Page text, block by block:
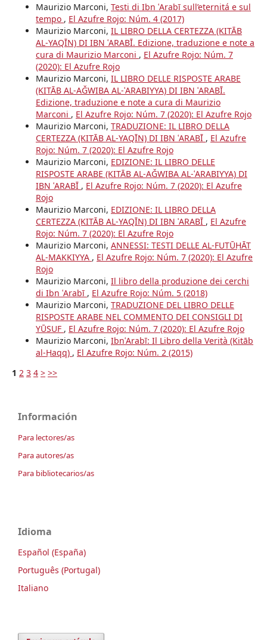
Maurizio Marconi, Testi di Ibn ʿArabī sull’eternitá e sul
tempo , El Azufre Rojo: Núm. 4 (2017)
Maurizio Marconi, IL LIBRO DELLA CERTEZZA (KITĀB
AL-YAQĪN) DI IBN ʿARABĪ. Edizione, traduzione e note a
cura di Maurizio Marconi , El Azufre Rojo: Núm. 7
(2020): El Azufre Rojo
Maurizio Marconi, IL LIBRO DELLE RISPOSTE ARABE
(KITĀB AL-AǦWIBA AL-ʿARABIYYA) DI IBN ʿARABĪ.
Edizione, traduzione e note a cura di Maurizio
Marconi , El Azufre Rojo: Núm. 7 (2020): El Azufre Rojo
Maurizio Marconi, TRADUZIONE: IL LIBRO DELLA
CERTEZZA (KITĀB AL-YAQĪN) DI IBN ʿARABĪ , El Azufre
Rojo: Núm. 7 (2020): El Azufre Rojo
Maurizio Marconi, EDIZIONE: IL LIBRO DELLE
RISPOSTE ARABE (KITĀB AL-AǦWIBA AL-ʿARABIYYA) DI
IBN ʿARABĪ , El Azufre Rojo: Núm. 7 (2020): El Azufre
Rojo
Maurizio Marconi, EDIZIONE: IL LIBRO DELLA
CERTEZZA (KITĀB AL-YAQĪN) DI IBN ʿARABĪ , El Azufre
Rojo: Núm. 7 (2020): El Azufre Rojo
Maurizio Marconi, ANNESSI: TESTI DELLE AL-FUTŪḤĀT
AL-MAKKIYYA , El Azufre Rojo: Núm. 7 (2020): El Azufre
Rojo
Maurizio Marconi, Il libro della produzione dei cerchi
di Ibn ʿArabī , El Azufre Rojo: Núm. 5 (2018)
Maurizio Marconi, TRADUZIONE DEL LIBRO DELLE
RISPOSTE ARABE NEL COMMENTO DEI CONSIGLI DI
YŪSUF , El Azufre Rojo: Núm. 7 (2020): El Azufre Rojo
Maurizio Marconi, IbnʿArabī: Il Libro della Verità (Kitāb
al-Ḥaqq) , El Azufre Rojo: Núm. 2 (2015)
1 2 3 4 > >>
Información
Para lectores/as
Para autores/as
Para bibliotecarios/as
Idioma
Español (España)
Português (Portugal)
Italiano